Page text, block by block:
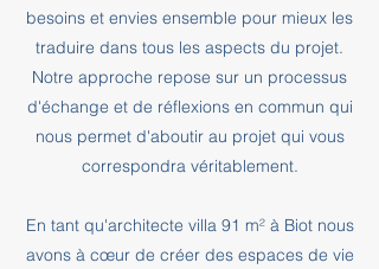
besoins et envies ensemble pour mieux les
traduire dans tous les aspects du projet.
Notre approche repose sur un processus
d'échange et de réflexions en commun qui
nous permet d'aboutir au projet qui vous
correspondra véritablement.
En tant qu'architecte villa 91 m² à Biot nous
avons à cœur de créer des espaces de vie